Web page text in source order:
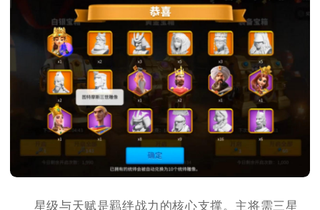
星级与天赋是羁绊战力的核心支撑。主将需三星